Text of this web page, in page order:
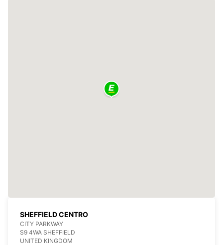
SHEFFIELD CENTRO
CITY PARKWAY
S9 4WA SHEFFIELD
UNITED KINGDOM